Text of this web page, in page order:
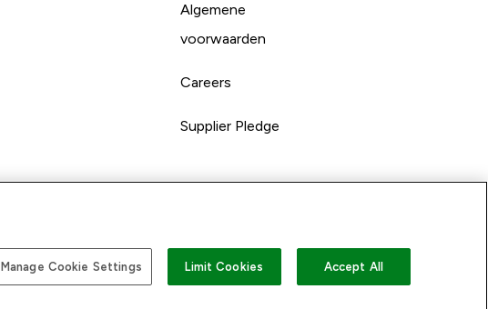
Algemene
voorwaarden
Careers
Supplier Pledge
Manage Cookie Settings Limit Cookies Accept All